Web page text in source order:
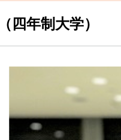
四年制大学）